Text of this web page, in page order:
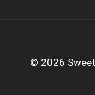
© 2026